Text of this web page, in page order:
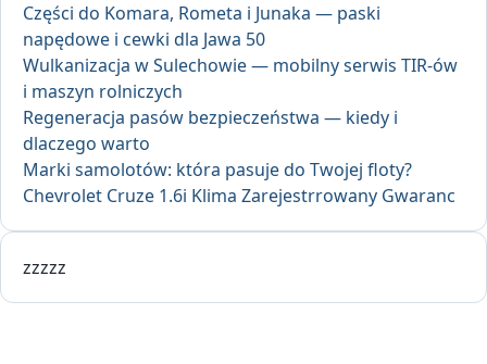
Części do Komara, Rometa i Junaka — paski
napędowe i cewki dla Jawa 50
Wulkanizacja w Sulechowie — mobilny serwis TIR-ów
i maszyn rolniczych
Regeneracja pasów bezpieczeństwa — kiedy i
dlaczego warto
Marki samolotów: która pasuje do Twojej floty?
Chevrolet Cruze 1.6i Klima Zarejestrrowany Gwaranc
zzzzz